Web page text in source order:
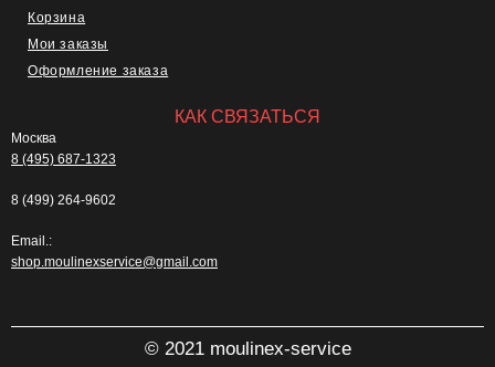
Корзина
Мои заказы
Оформление заказа
КАК СВЯЗАТЬСЯ
Москва
8 (495) 687-1323
8 (499) 264-9602
Email.:
shop.moulinexservice@gmail.com
© 2021 moulinex-service